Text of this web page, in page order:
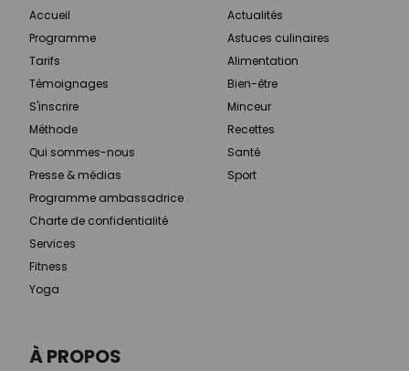
À PROPOS
Accueil
Programme
Tarifs
Témoignages
S'inscrire
Méthode
Qui sommes-nous
Presse & médias
Programme ambassadrice
Charte de confidentialité
Services
Fitness
Yoga
Actualités
Astuces culinaires
Alimentation
Bien-être
Minceur
Recettes
Santé
Sport